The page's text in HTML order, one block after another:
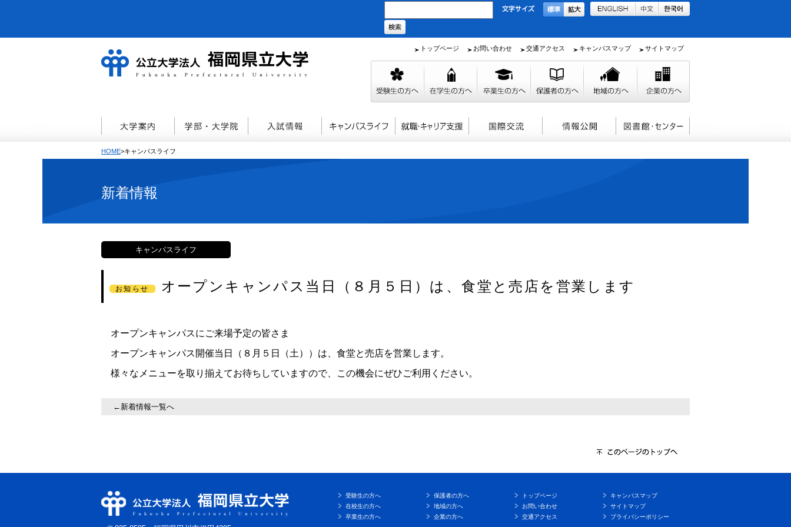
トップページ お問い合わせ 交通アクセス キャンパスマップ サイトマップ
HOME>キャンパスライフ
新着情報
キャンパスライフ
お知らせ オープンキャンパス当日（８月５日）は、食堂と売店を営業します
オープンキャンパスにご来場予定の皆さま
オープンキャンパス開催当日（８月５日（土））は、食堂と売店を営業します。
様々なメニューを取り揃えてお待ちしていますので、この機会にぜひご利用ください。
←新着情報一覧へ
受験生の方へ
在校生の方へ
卒業生の方へ
保護者の方へ
地域の方へ
企業の方へ
トップページ
お問い合わせ
交通アクセス
キャンパスマップ
サイトマップ
プライバシーポリシー